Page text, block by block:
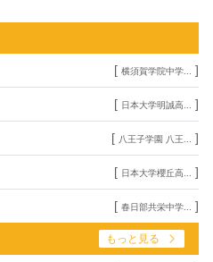
[ 横須賀学院中学... ]
[ 日本大学明誠高... ]
[ 八王子学園 八王... ]
[ 日本大学櫻丘高... ]
[ 春日部共栄中学... ]
もっと見る